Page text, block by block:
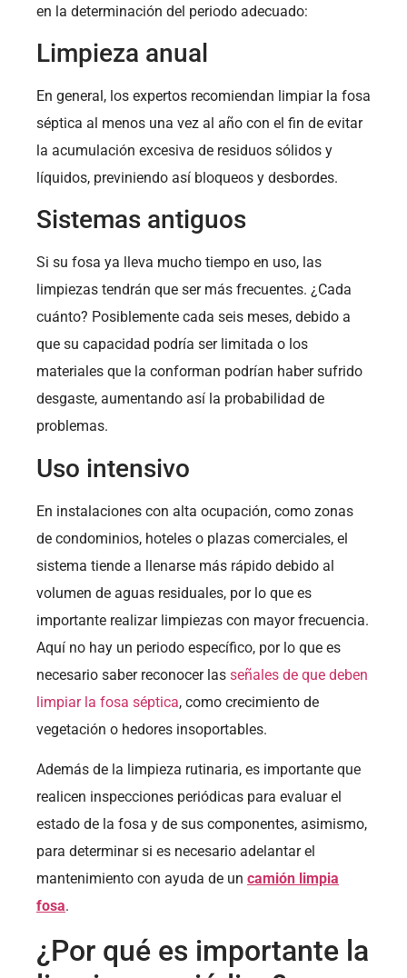
en la determinación del periodo adecuado:
Limpieza anual
En general, los expertos recomiendan limpiar la fosa
séptica al menos una vez al año con el fin de evitar
la acumulación excesiva de residuos sólidos y
líquidos, previniendo así bloqueos y desbordes.
Sistemas antiguos
Si su fosa ya lleva mucho tiempo en uso, las
limpiezas tendrán que ser más frecuentes. ¿Cada
cuánto? Posiblemente cada seis meses, debido a
que su capacidad podría ser limitada o los
materiales que la conforman podrían haber sufrido
desgaste, aumentando así la probabilidad de
problemas.
Uso intensivo
En instalaciones con alta ocupación, como zonas
de condominios, hoteles o plazas comerciales, el
sistema tiende a llenarse más rápido debido al
volumen de aguas residuales, por lo que es
importante realizar limpiezas con mayor frecuencia.
Aquí no hay un periodo específico, por lo que es
necesario saber reconocer las señales de que deben
limpiar la fosa séptica, como crecimiento de
vegetación o hedores insoportables.
Además de la limpieza rutinaria, es importante que
realicen inspecciones periódicas para evaluar el
estado de la fosa y de sus componentes, asimismo,
para determinar si es necesario adelantar el
mantenimiento con ayuda de un camión limpia
fosa.
¿Por qué es importante la